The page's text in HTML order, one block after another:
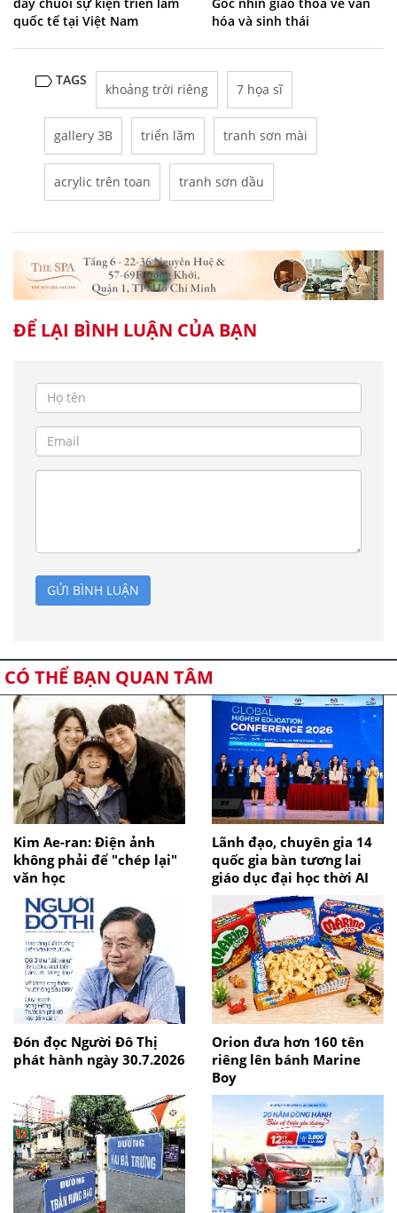
quốc tế tại Việt Nam
hóa và sinh thái
TAGS
khoảng trời riêng 7 họa sĩ
gallery 3B triển lãm tranh sơn mài
acrylic trên toan tranh sơn dầu
ĐỂ LẠI BÌNH LUẬN CỦA BẠN
GỬI BÌNH LUẬN
CÓ THỂ BẠN QUAN TÂM
Kim Ae-ran: Điện ảnh
không phải để "chép lại"
văn học
Lãnh đạo, chuyên gia 14
quốc gia bàn tương lai
giáo dục đại học thời AI
Đón đọc Người Đô Thị
phát hành ngày 30.7.2026
Orion đưa hơn 160 tên
riêng lên bánh Marine
Boy